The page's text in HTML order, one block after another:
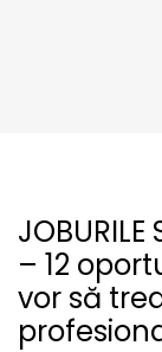
– 12
vor să